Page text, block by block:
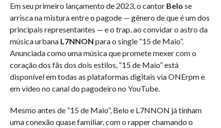
Em seu primeiro lançamento de 2023, o cantor Belo se
arrisca na mistura entre o pagode — gênero de que é um dos
principais representantes — e o trap, ao convidar o astro da
música urbana L7NNON para o single “15 de Maio”.
Anunciada como uma música que promete mexer com o
coração dos fãs dos dois estilos, “15 de Maio” está
disponível em todas as plataformas digitais via ONErpm e
em vídeo no canal do pagodeiro no YouTube.
Mesmo antes de “15 de Maio”, Belo e L7NNON já tinham
uma conexão quase familiar, com o rapper chamando o